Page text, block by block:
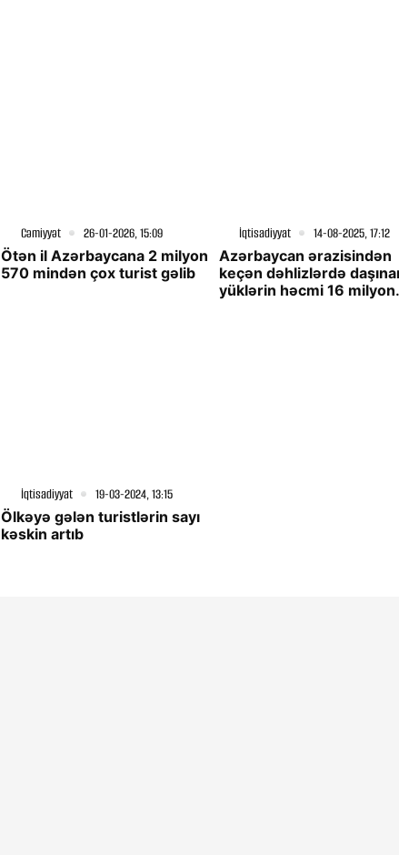
Cəmiyyət 26-01-2026, 15:09
Ötən il Azərbaycana 2 milyon
570 mindən çox turist gəlib
İqtisadiyyat 14-08-2025, 17:12
Azərbaycan ərazisindən
keçən dəhlizlərdə
yüklərin həcmi 16 milyon
İqtisadiyyat 19-03-2024, 13:15
Ölkəyə gələn turistlərin sayı
kəskin artıb